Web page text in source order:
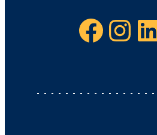
Facebook Instagram LinkedIn